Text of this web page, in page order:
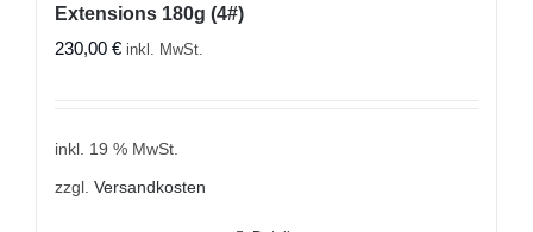
Extensions 180g (4#)
230,00 € inkl. MwSt.
inkl. 19 % MwSt.
zzgl. Versandkosten